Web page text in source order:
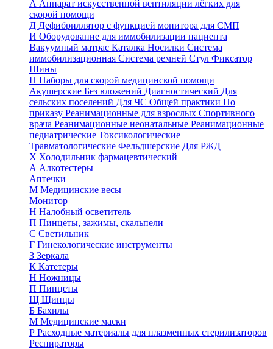
А Аппарат искусственной вентиляции лёгких для
скорой помощи
Д Дефибриллятор с функцией монитора для СМП
И Оборудование для иммобилизации пациента
Вакуумный матрас Каталка Носилки Система
иммобилизационная Система ремней Стул Фиксатор
Шины
Н Наборы для скорой медицинской помощи
Акушерские Без вложений Диагностический Для
сельских поселений Для ЧС Общей практики По
приказу Реанимационные для взрослых Спортивного
врача Реанимационные неонатальные Реанимационные
педиатрические Токсикологические
Травматологические Фельдшерские Для РЖД
Х Холодильник фармацевтический
А Алкотестеры
Аптечки
М Медицинские весы
Монитор
Н Налобный осветитель
П Пинцеты, зажимы, скальпели
С Светильник
Г Гинекологические инструменты
З Зеркала
К Катетеры
Н Ножницы
П Пинцеты
Щ Щипцы
Б Бахилы
М Медицинские маски
Р Расходные материалы для плазменных стерилизаторов
Респираторы